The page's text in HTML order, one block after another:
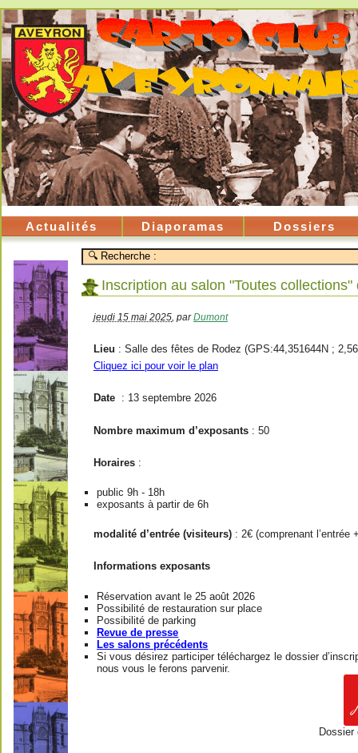
Actualités Diaporamas Dossiers
Inscription au salon "Toutes collections"
jeudi 15 mai 2025 parDumont
Lieu : Salle des fêtes de Rodez (GPS:44,351644N ;
Cliquez ici pour voir le plan
Date : 13 septembre 2026
Nombre maximum d’exposants : 50
Horaires :
public 9h - 18h
exposants à partir de 6h
modalité d’entrée (visiteurs) : 2€ (comprenant l’entrée
Informations exposants
Réservation avant le 25 août 2026
Possibilité de restauration sur place
Possibilité de parking
Revue de presse
Les salons précédents
Si vous désirez participer téléchargez le dossier
nous vous le ferons parvenir.
Dossier